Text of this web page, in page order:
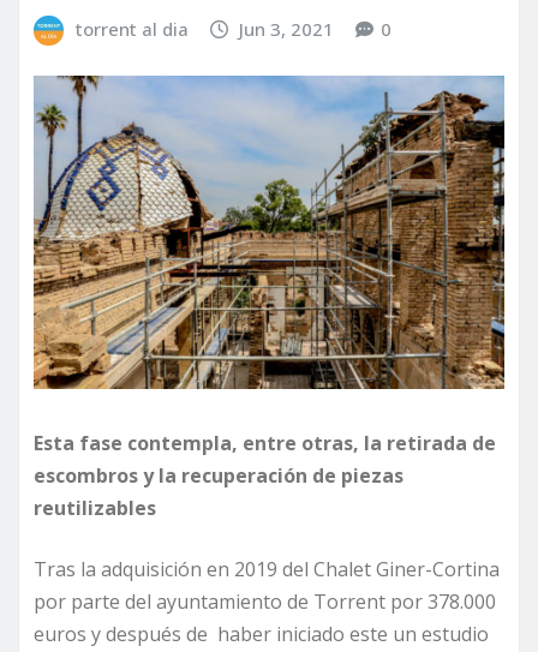
torrent al dia Jun 3, 2021 0
Esta fase contempla, entre otras, la retirada de
escombros y la recuperación de piezas
reutilizables
Tras la adquisición en 2019 del Chalet Giner-Cortina
por parte del ayuntamiento de Torrent por 378.000
euros y después de haber iniciado este un estudio